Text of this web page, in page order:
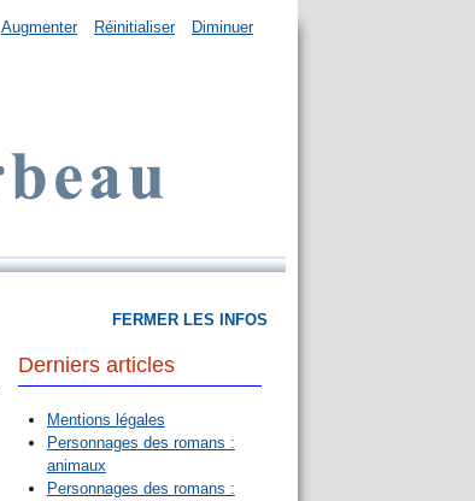
Augmenter Réinitialiser Diminuer
FERMER LES INFOS
Derniers articles
Mentions légales
Personnages des romans :
animaux
Personnages des romans :